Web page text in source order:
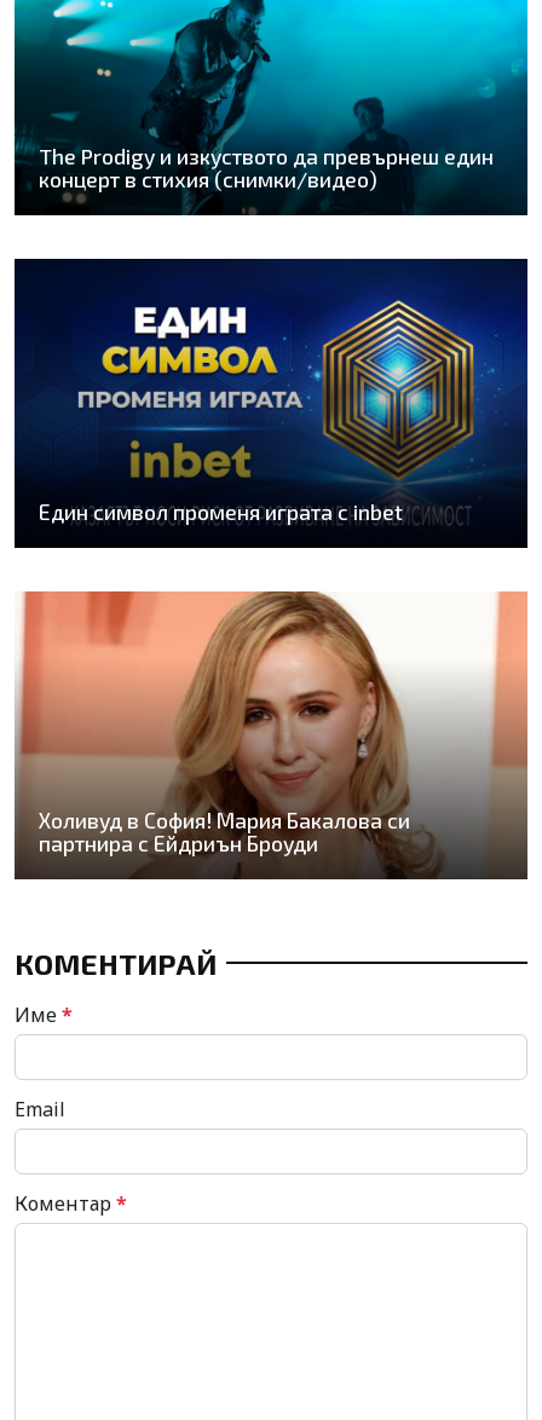
The Prodigy и изкуството да превърнеш един
концерт в стихия (снимки/видео)
Един символ променя играта с inbet
Холивуд в София! Мария Бакалова си
партнира с Ейдриън Броуди
КОМЕНТИРАЙ
Име*
Email
Коментар*